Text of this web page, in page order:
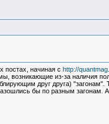
постах, начиная с http://
возникающие из-за наличия
друг друга) "загонам".
бы по разным загонам.